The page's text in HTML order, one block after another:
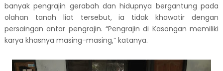
banyak pengrajin gerabah dan hidupnya bergantung pada
olahan tanah liat tersebut, ia tidak khawatir dengan
persaingan antar pengrajin. “Pengrajin di Kasongan memiliki
karya khasnya masing-masing,” katanya.